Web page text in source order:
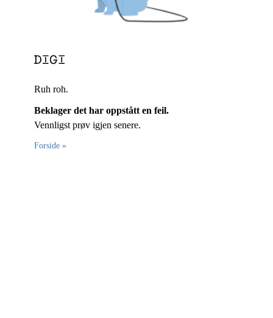
Ruh roh.
Beklager det har oppstått en feil.
Vennligst prøv igjen senere.
Forside »